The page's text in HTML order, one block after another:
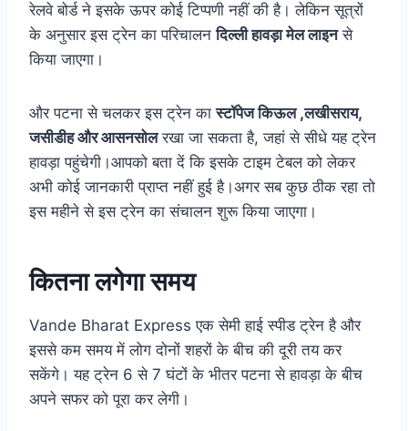
रेलवे बोर्ड ने इसके ऊपर कोई टिप्पणी नहीं की है। लेकिन सूत्रों
के अनुसार इस ट्रेन का परिचालनदिल्ली हावड़ा मेल लाइनसे
किया जाएगा।
और पटना से चलकर इस ट्रेन कास्टॉपेज किऊल ,लखीसराय,
जसीडीह और आसनसोलरखा जा सकता है, जहां से सीधे यह ट्रेन
हावड़ा पहुंचेगी।आपको बता दें कि इसके टाइम टेबल को लेकर
अभी कोई जानकारी प्राप्त नहीं हुई है।अगर सब कुछ ठीक रहा तो
इस महीने से इस ट्रेन का संचालन शुरू किया जाएगा।
कितना लगेगा समय
Vande Bharat Expressएक सेमी हाई स्पीड ट्रेन है और
इससे कम समय में लोग दोनों शहरों के बीच की दूरी तय कर
सकेंगे। यह ट्रेन 6 से 7 घंटों के भीतर पटना से हावड़ा के बीच
अपने सफर को पूरा कर लेगी।